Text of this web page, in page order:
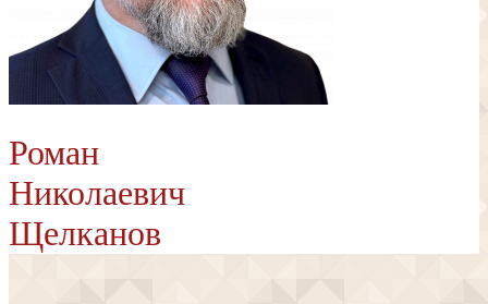
Роман
Николаевич
Щелканов